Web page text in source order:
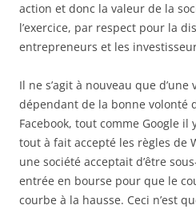
action et donc la valeur de la
l’exercice, par respect pour la
entrepreneurs et les
Il ne s’agit à nouveau que
dépendant de la bonne volonté
Facebook, tout comme Google il
tout à fait accepté les règles de
une société acceptait d’être
entrée en bourse pour que le
courbe à la hausse. Ceci n’est